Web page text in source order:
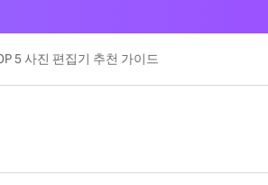
5 사진 편집기 추천 가이드